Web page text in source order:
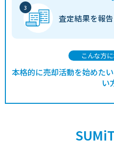
査定結果を報
こんな方
本格的に売却活動を始めた
い